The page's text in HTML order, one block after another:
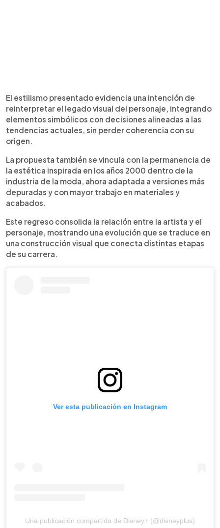
El estilismo presentado evidencia una intención de
reinterpretar el legado visual del personaje, integrando
elementos simbólicos con decisiones alineadas a las
tendencias actuales, sin perder coherencia con su
origen.
La propuesta también se vincula con la permanencia de
la estética inspirada en los años 2000 dentro de la
industria de la moda, ahora adaptada a versiones más
depuradas y con mayor trabajo en materiales y
acabados.
Este regreso consolida la relación entre la artista y el
personaje, mostrando una evolución que se traduce en
una construcción visual que conecta distintas etapas
de su carrera.
Ver esta publicación en Instagram
Una publicación compartida de Disney+ (@disneyplus)